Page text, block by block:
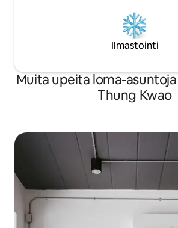
Ilmastointi
Muita upeita loma-
Thung Kwao